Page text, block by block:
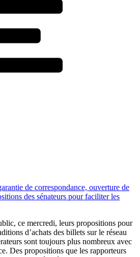
de correspondance, ouverture de
des sénateurs pour faciliter les
ce mercredi, leurs propositions pour
d’achats des billets sur le réseau
sont toujours plus nombreux avec
Des propositions que les rapporteurs